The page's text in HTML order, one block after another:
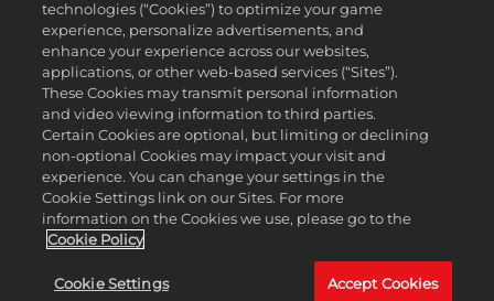
FINISH YOUR STORY
Débutez en tant que recrue dans la WWE et terminez votre
histoire en tant que champion dans WWE 2K24.
technologies (“Cookies”) to optimize your game
experience, personalize advertisements, and
enhance your experience across our websites,
applications, or other web-based services (“Sites”).
These Cookies may transmit personal information
and video viewing information to third parties.
Certain Cookies are optional, but limiting or declining
non-optional Cookies may impact your visit and
experience. You can change your settings in the
Cookie Settings link on our Sites. For more
information on the Cookies we use, please go to the
Cookie Policy
Cookie Settings Accept Cookies